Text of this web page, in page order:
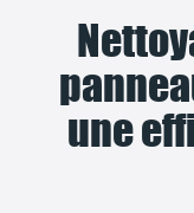
une